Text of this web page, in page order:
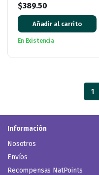
$389.50
Añadir al carrito
En Existencia
1
Información
Nosotros
Envíos
Recompensas NatPoints